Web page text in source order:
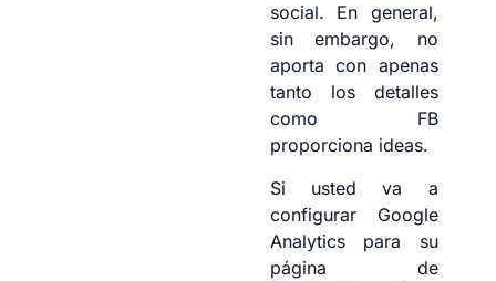
social. En general,
sin embargo, no
aporta con apenas
tanto los detalles
como FB
proporciona ideas.
Si usted va a
configurar Google
Analytics para su
página de